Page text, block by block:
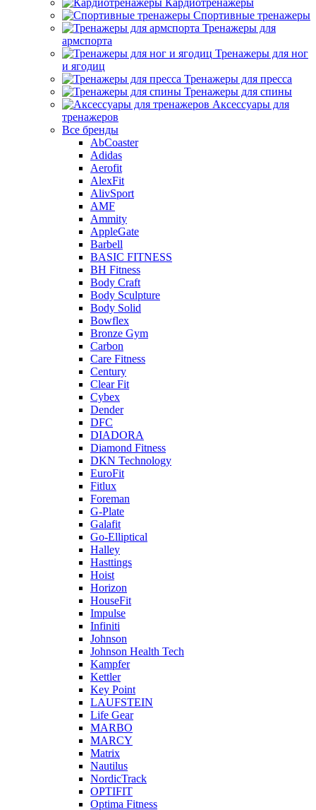
Кардиотренажеры
Спортивные тренажеры
Тренажеры для
армспорта
Тренажеры для ног
и ягодиц
Тренажеры для пресса
Тренажеры для спины
Аксессуары для
тренажеров
Все бренды
AbCoaster
Adidas
Aerofit
AlexFit
AlivSport
AMF
Ammity
AppleGate
Barbell
BASIC FITNESS
BH Fitness
Body Craft
Body Sculpture
Body Solid
Bowflex
Bronze Gym
Carbon
Care Fitness
Century
Clear Fit
Cybex
Dender
DFC
DIADORA
Diamond Fitness
DKN Technology
EuroFit
Fitlux
Foreman
G-Plate
Galafit
Go-Elliptical
Halley
Hasttings
Hoist
Horizon
HouseFit
Impulse
Infiniti
Johnson
Johnson Health Tech
Kampfer
Kettler
Key Point
LAUFSTEIN
Life Gear
MARBO
MARCY
Matrix
Nautilus
NordicTrack
OPTIFIT
Optima Fitness